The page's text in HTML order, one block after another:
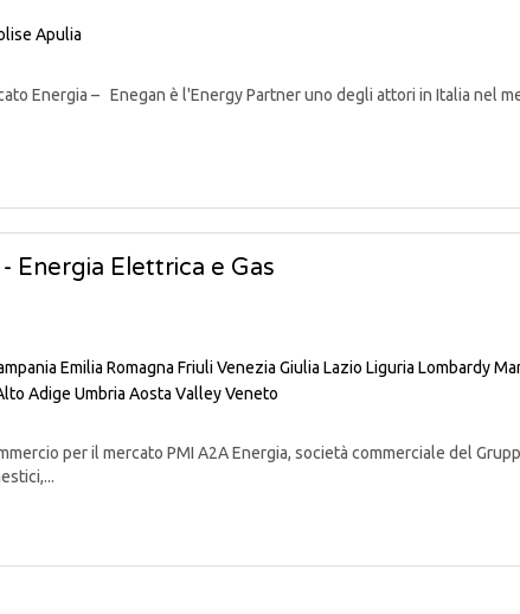
Apulia
Energia – Enegan è l'Energy Partner uno degli attori in Italia nel
Energia Elettrica e Gas
Emilia Romagna Friuli Venezia Giulia Lazio Liguria Lombardy
Adige Umbria Aosta ValleyVeneto
per il mercato PMI A2A Energia, società commerciale del